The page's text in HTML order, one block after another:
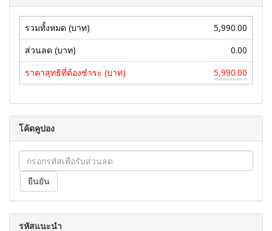
รวมทั้งหมด (บาท)
5,990.00
ส่วนลด (บาท)
0.00
ราคาสุทธิที่ต้องชำระ (บาท)
5,990.00
โค้ดคูปอง
รหัสแนะนำ